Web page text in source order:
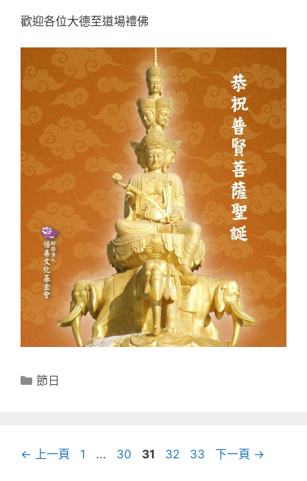
歡迎各位大德至道場禮佛
分
節日
← 上一頁
頁
1 ...
頁
30
頁
31
頁
32
頁
33 下一頁 →